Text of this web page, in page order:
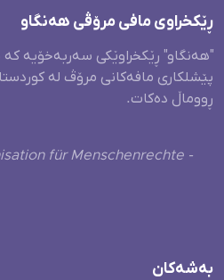
ڕێکخراوی مافی مرۆڤی هەنگاو
"هەنگاو" ڕێکخراوێکی سەربەخۆیە کە
پێشلکاری مافەکانی مرۆڤ لە
ڕووماڵ دەکات.
für Menschenrechte -
بەشەکان